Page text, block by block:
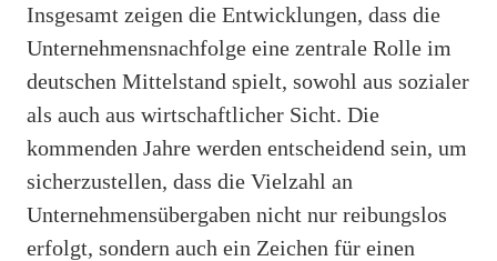
Insgesamt zeigen die Entwicklungen, dass die
Unternehmensnachfolge eine zentrale Rolle im
deutschen Mittelstand spielt, sowohl aus sozialer
als auch aus wirtschaftlicher Sicht. Die
kommenden Jahre werden entscheidend sein, um
sicherzustellen, dass die Vielzahl an
Unternehmensübergaben nicht nur reibungslos
erfolgt, sondern auch ein Zeichen für einen